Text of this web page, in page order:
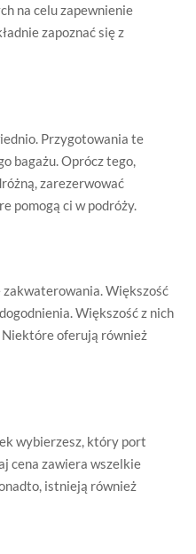
na celu zapewnienie
zapoznać się z
Przygotowania te
bagażu. Oprócz tego,
zarezerwować
pomogą ci w podróży.
Większość
Większość z nich
oferują również
wybierzesz, który port
cena zawiera wszelkie
istnieją również